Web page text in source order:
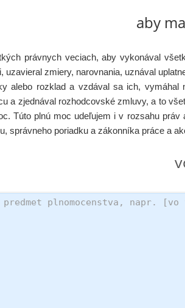
aby
právnych veciach, aby vykonával
uzavieral zmiery, narovnania, uznával
alebo rozklad a vzdával sa ich, vymáhal
a zjednával rozhodcovské zmluvy, a to
Túto plnú moc udeľujem i v rozsahu
správneho poriadku a zákonníka práce a